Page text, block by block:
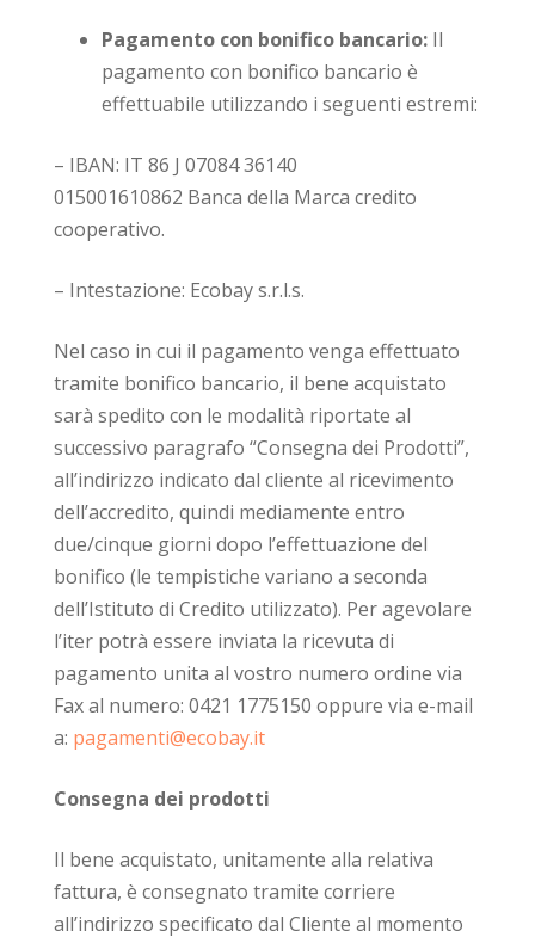
Pagamento con bonifico bancario: Il
pagamento con bonifico bancario è
effettuabile utilizzando i seguenti estremi:
– IBAN: IT 86 J 07084 36140
015001610862 Banca della Marca credito
cooperativo.
– Intestazione: Ecobay s.r.l.s.
Nel caso in cui il pagamento venga effettuato
tramite bonifico bancario, il bene acquistato
sarà spedito con le modalità riportate al
successivo paragrafo “Consegna dei Prodotti”,
all’indirizzo indicato dal cliente al ricevimento
dell’accredito, quindi mediamente entro
due/cinque giorni dopo l’effettuazione del
bonifico (le tempistiche variano a seconda
dell’Istituto di Credito utilizzato). Per agevolare
l’iter potrà essere inviata la ricevuta di
pagamento unita al vostro numero ordine via
Fax al numero: 0421 1775150 oppure via e-mail
a: pagamenti@ecobay.it
Consegna dei prodotti
Il bene acquistato, unitamente alla relativa
fattura, è consegnato tramite corriere
all’indirizzo specificato dal Cliente al momento